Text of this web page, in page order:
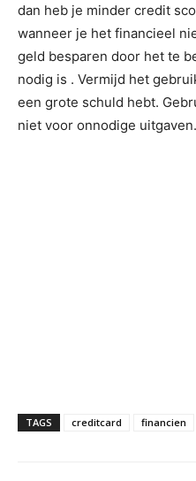
dan heb je minder credit
wanneer je het financieel
geld besparen door het te
nodig is . Vermijd het
een grote schuld hebt.
niet voor onnodige uitgaven.
TAGS creditcard financien